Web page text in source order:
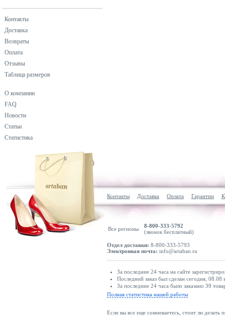
Контакты
Доставка
Возвраты
Оплата
Отзывы
Таблица размеров
О компании
FAQ
Новости
Статьи
Статистика
Контакты Доставка Оплата Гарантии
Все регионы
8-800-333-5792
(звонок бесплатный)
Отдел доставки: 8-800-333-5793
Электронная почта: info@artaban.ru
За последние 24 часа на сайте
Последний заказ был сделан сегодня,
За последние 24 часа было заказано 39
Полная статистика нашей работы
Если вы все еще сомневаетесь, стоит ли делать